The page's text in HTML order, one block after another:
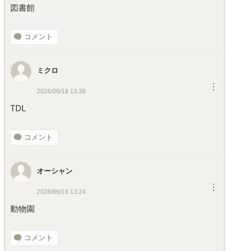
図書館
コメント
ミクロ
2026/06/18 13:38 ︙
TDL
コメント
オーシャン
2026/06/18 13:24 ︙
動物園
コメント